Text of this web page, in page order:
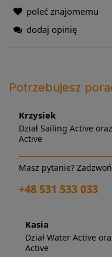
poleć znajomemu
dodaj opinię
Potrzebujesz
Krzysiek
Dział Sailing Active
Active
Masz pytanie?
+48 531 533 033
Kasia
Dział Water Active
Active